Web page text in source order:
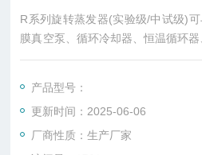
R系列旋转蒸发器(实验级/中试级)
膜真空泵、循环冷却器、恒温循环器
配套装置。
产品型号：
更新时间：2025-06-06
厂商性质：生产厂家